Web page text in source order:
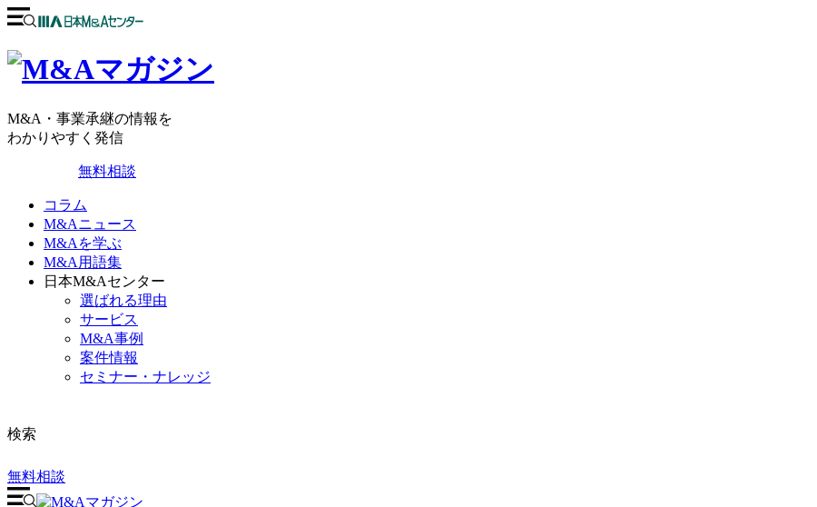
M&A・事業承継の情報を
わかりやすく発信
無料相談
コラム
M&Aニュース
M&Aを学ぶ
M&A用語集
日本M&Aセンター
選ばれる理由
サービス
M&A事例
案件情報
セミナー・ナレッジ
検索
無料相談